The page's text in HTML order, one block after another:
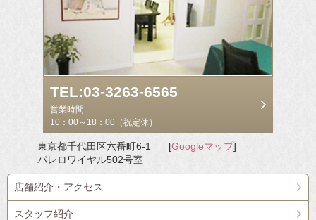
TEL:03-3263-6565
営業時間
10：00～18：00（祝定休）
東京都千代田区六番町6-1
パレロワイヤル502号室
[Googleマップ]
店舗紹介・アクセス
スタッフ紹介